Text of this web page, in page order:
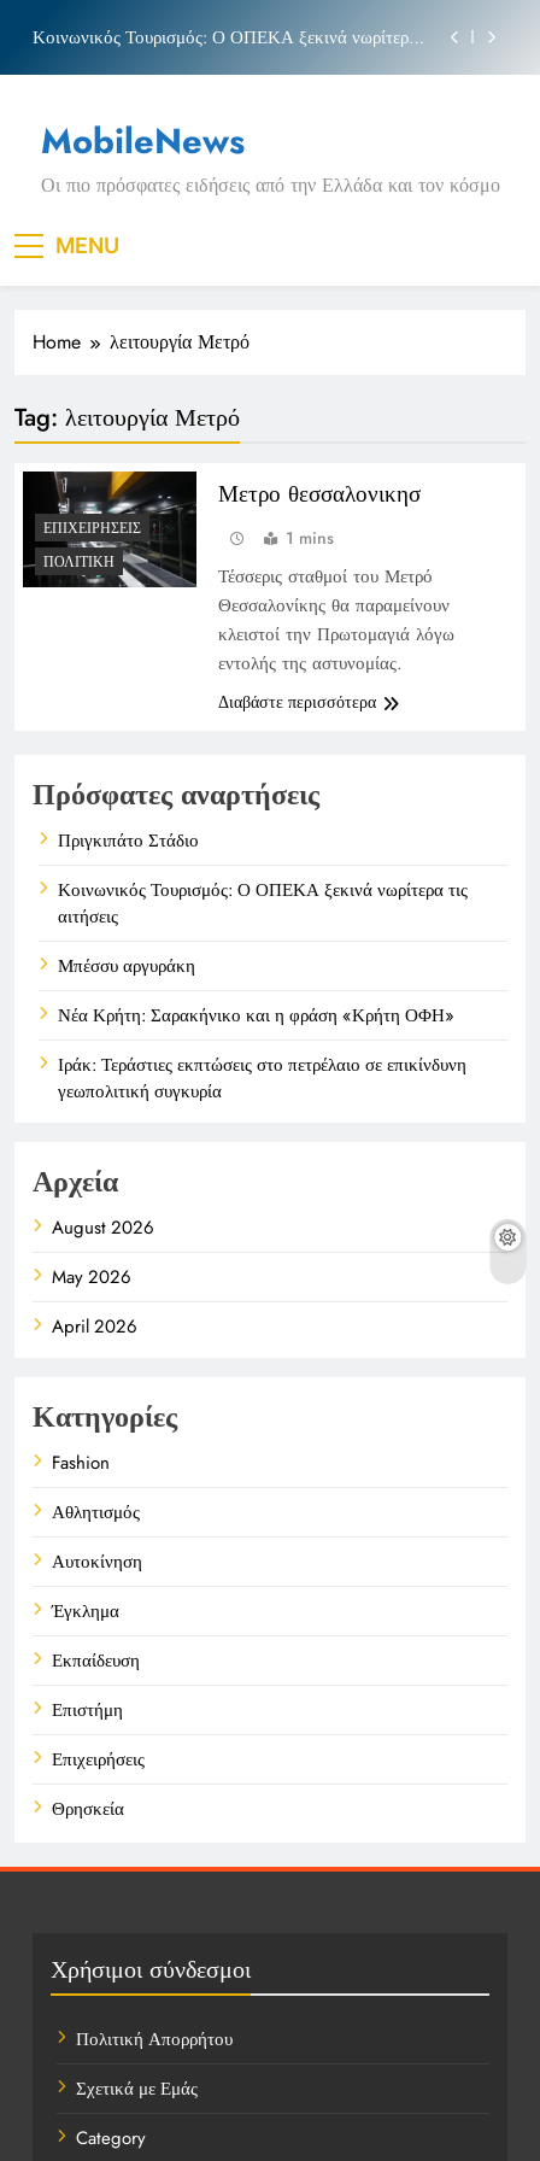
content
Κοινωνικός Τουρισμός: Ο ΟΠΕΚΑ ξεκινά νωρίτερα
Νέα Κρήτη: Σαρακήνικο και η φράση «Κρήτη
ΟΦΗ»
Πριγκιπάτο Στάδιο
Κοινωνικός Τουρισμός: Ο ΟΠΕΚΑ ξεκινά νωρίτερα
τις αιτήσεις
Μπέσσυ αργυράκη
Νέα Κρήτη: Σαρακήνικο και η φράση «Κρήτη
MobileNews
Οι πιο πρόσφατες ειδήσεις από την Ελλάδα και τον κόσμο
MENU
Home λειτουργία Μετρό
Tag: λειτουργία Μετρό
ΕΠΙΧΕΙΡΉΣΕΙΣ
ΠΟΛΙΤΙΚΉ
Μετρο θεσσαλονικησ
1 mins
Τέσσερις σταθμοί του Μετρό
Θεσσαλονίκης θα παραμείνουν
κλειστοί την Πρωτομαγιά λόγω
εντολής της αστυνομίας.
Διαβάστε περισσότερα
Πρόσφατες αναρτήσεις
Πριγκιπάτο Στάδιο
Κοινωνικός Τουρισμός: Ο ΟΠΕΚΑ ξεκινά νωρίτερα τις
αιτήσεις
Μπέσσυ αργυράκη
Νέα Κρήτη: Σαρακήνικο και η φράση «Κρήτη ΟΦΗ»
Ιράκ: Τεράστιες εκπτώσεις στο πετρέλαιο σε επικίνδυνη
γεωπολιτική συγκυρία
Αρχεία
August 2026
May 2026
April 2026
Κατηγορίες
Fashion
Αθλητισμός
Αυτοκίνηση
Έγκλημα
Εκπαίδευση
Επιστήμη
Επιχειρήσεις
Θρησκεία
Πολιτική
Τοποθεσίες
Χρήσιμοι σύνδεσμοι
Πολιτική Απορρήτου
Σχετικά με Εμάς
Category